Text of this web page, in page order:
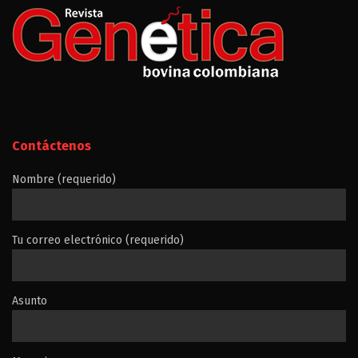
Contáctenos
Nombre (requerido)
Tu correo electrónico (requerido)
Asunto